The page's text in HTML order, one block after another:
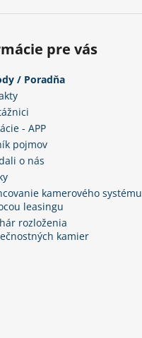
pre vás
/ Poradňa
- APP
pojmov
o nás
kamerového systému
leasingu
rozloženia
kamier